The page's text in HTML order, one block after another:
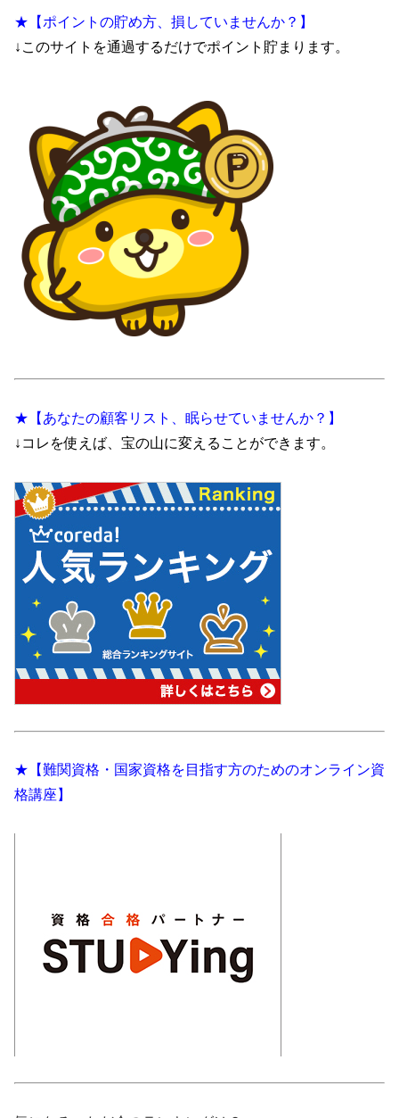
★【ポイントの貯め方、損していませんか？】
↓このサイトを通過するだけでポイント貯まります。
★【あなたの顧客リスト、眠らせていませんか？】
↓コレを使えば、宝の山に変えることができます。
★【難関資格・国家資格を目指す方のためのオンライン資
格講座】